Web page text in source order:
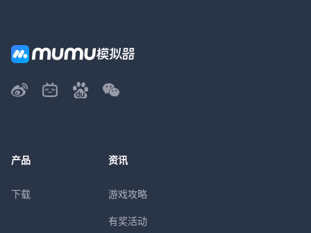
产品
下载
资讯
游戏攻略
有奖活动